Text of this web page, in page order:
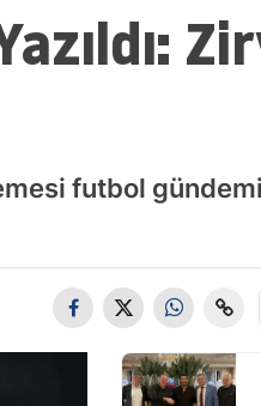
futbol